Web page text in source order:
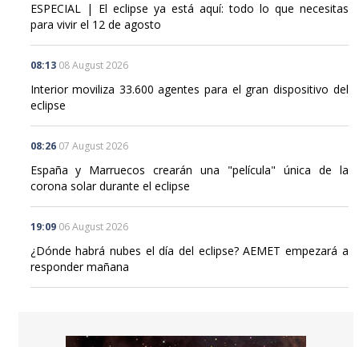
ESPECIAL | El eclipse ya está aquí: todo lo que necesitas
para vivir el 12 de agosto
08:13 08 August 2026
Interior moviliza 33.600 agentes para el gran dispositivo del
eclipse
08:26 07 August 2026
España y Marruecos crearán una "película" única de la
corona solar durante el eclipse
19:09 06 August 2026
¿Dónde habrá nubes el día del eclipse? AEMET empezará a
responder mañana